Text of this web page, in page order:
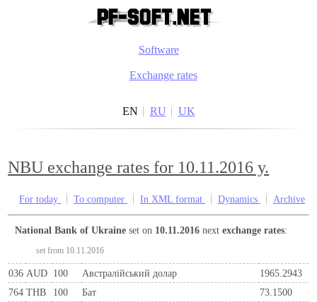
Software
Exchange rates
EN RU UK
NBU exchange rates for 10.11.2016 y.
For today To computer In XML format Dynamics Archive
National Bank of Ukraine set on 10.11.2016 nextexchange rates:
set from 10.11.2016
036 AUD 100 Австралійський долар
1965.2943
764 THB 100 Бат
73.1500